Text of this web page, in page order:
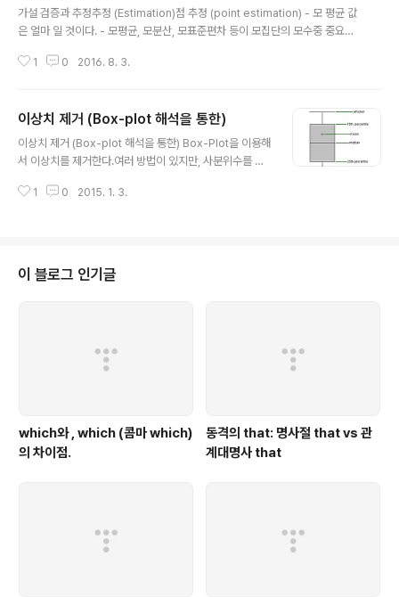
의 표준 편차는 약 0.08일이 됩니다.평균의 표준 오차를 사용하여 표본의 평균
이 모평균을 얼마나 정확하게 추정하는지 확인할 수 있습니다. 평균의..
가설 검증과 추정추정 (Estimation)점 추정 (point estimation) - 모 평균 값
은 얼마 일 것이다. - 모평균, 모분산, 모표준편차 등이 모집단의 모수중 중요한
지 최대 얼마일 것이다.모든 자료를 조사할 수 없는 경우 표본에서 얻은 결과를
음부터 버릴 것을 예상하는 가설이다.연구자가 증며하고자 하는 실험가설과 반
대되는 입장, 증명되기 전까지는 효과도 없고 차이도 없다는 영가설을 귀무가설
이라 한다.흡연여부는 뇌혈관 질환..
1 0 2016. 8. 3.
이상치 제거 (Box-plot 해석을 통한)
이상치 제거 (Box-plot 해석을 통한) Box-Plot을 이용해
서 이상치를 제거한다.여러 방법이 있지만, 사분위수를 이
지 구성요소가 있다.1) 중앙값(median): 말그대로 중앙값
3) 까지 값들을 박스로 둘러 쌓는다.3) 수염 (whiskers):
박스의 각 모서리 (Q1, Q3)로 부터 IQR의 1.5배 내에 있는
1 0 2015. 1. 3.
이 블로그 인기글
which와 , which (콤마 which)
의 차이점.
동격의 that: 명사절 that vs 관
계대명사 that